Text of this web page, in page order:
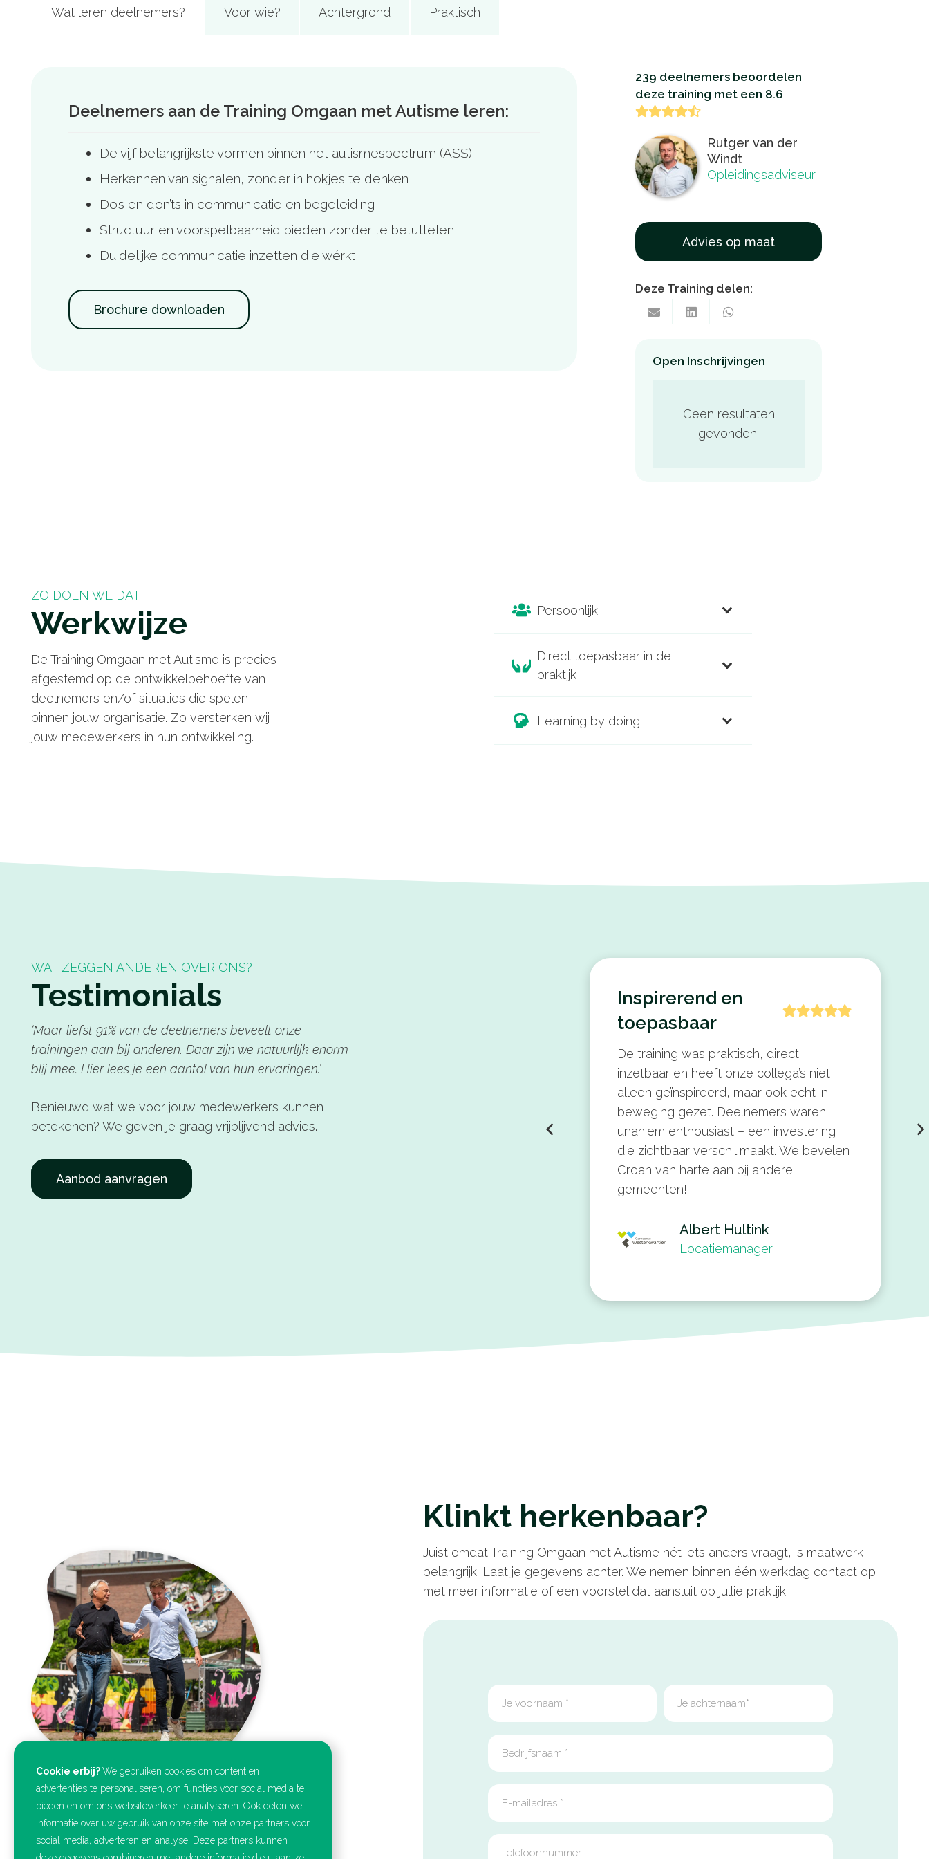
Cookie erbij?We gebruiken cookies om content en
advertenties te personaliseren, om functies voor social media te
bieden en om ons websiteverkeer te analyseren. Ook delen we
informatie over uw gebruik van onze site met onze partners voor
social media, adverteren en analyse. Deze partners kunnen
Wat leren deelnemers? Voor wie? Achtergrond Praktisch
Deelnemers aan de Training Omgaan metAutisme leren:
De vijf belangrijkste vormen binnen het autismespectrum (ASS)
Herkennen van signalen, zonder in hokjes te denken
Do’s en don’ts in communicatie en begeleiding
Structuur en voorspelbaarheid bieden zonder te betuttelen
Duidelijke communicatie inzetten die wérkt
Brochure downloaden
239 deelnemers beoordelen
deze training met een 8.6
Rutger van der
Windt
Opleidingsadviseur
Advies op maat
Deze Training delen:
Open Inschrijvingen
Geen resultaten
gevonden.
ZO DOEN WE DAT
Werkwijze
De Training Omgaan met Autisme is precies
afgestemd op de ontwikkelbehoefte van
deelnemers en/of situaties die spelen
binnen jouw organisatie. Zo versterken wij
jouw medewerkers in hun ontwikkeling.
Persoonlijk
Direct toepasbaar in de
praktijk
Learning by doing
WAT ZEGGEN ANDEREN OVER ONS?
Testimonials
‘Maar liefst 91% van de deelnemers beveelt onze
trainingen aan bij anderen. Daar zijn we natuurlijk enorm
blij mee. Hier lees je een aantal van hun ervaringen.’
Benieuwd wat we voor jouw medewerkers kunnen
betekenen? We geven je graag vrijblijvend advies.
Aanbod aanvragen
kunnen we in alle openheid
De werkwijze is direct en
coach is erg groot en gemeend
op een positieve wijze bij aan
We zien dat terug na sessies.
Croan speelt in op veranderingen en
voor ons relevante ontwikkelingen! In
prettig en zorgvuldig overleg vindt
wensen en behoeften. Dit resulteert in
maatwerktrajecten, die onze teams en
Inspirerend en
toepasbaar
De training was praktisch, direct
inzetbaar en heeft onze collega’s niet
alleen geïnspireerd, maar ook echt in
beweging gezet. Deelnemers waren
unaniem enthousiast – een investering
die zichtbaar verschil maakt. We bevelen
Croan van harte aan bij andere
gemeenten!
Albert Hultink
Locatiemanager
Klinkt herkenbaar?
Juist omdat Training Omgaan met Autisme nét iets anders vraagt, is maatwerk
belangrijk. Laat je gegevens achter. We nemen binnen één werkdag contact op
met meer informatie of een voorstel dat aansluit op jullie praktijk.
DLP
CTA
Form